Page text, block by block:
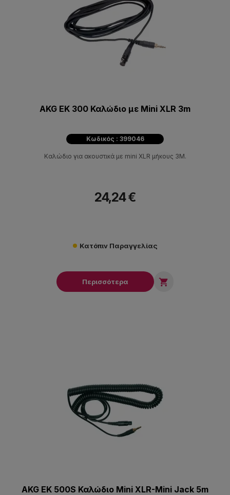
AKG EK 300 Καλώδιο με Mini XLR 3m
Κωδικός : 399046
Kαλώδιο για ακουστικά με mini XLR μήκους 3Μ.
24,24 €
Κατόπιν Παραγγελίας
Περισσότερα 
AKG EK 500S Καλώδιο Mini XLR-Mini Jack 5m